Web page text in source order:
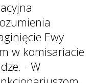
Ewy
w komisariacie
- W